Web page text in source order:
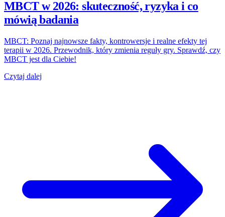
MBCT w 2026: skuteczność, ryzyka i co
mówią badania
MBCT: Poznaj najnowsze fakty, kontrowersje i realne efekty tej
terapii w 2026. Przewodnik, który zmienia reguły gry. Sprawdź, czy
MBCT jest dla Ciebie!
Czytaj dalej